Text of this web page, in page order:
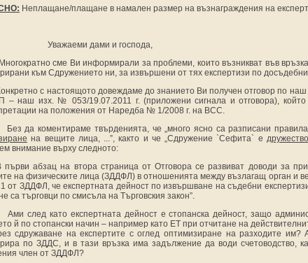
Неплащане/плащане в намален размер на възнаграждения на
Уважаеми дами и господа,
ногократно сме Ви информирали за проблеми, които възникват във
към Сдружението ни, за извършени от тях експертизи по
с настоящото довеждаме до знанието Ви получен отговор по
– наш изх. № 053/19.07.2011 г. (приложени сигнала и отговора),
на положения от Наредба № 1/2008 г. на ВСС.
Без да коментираме твърденията, че „много ясно са разписани
на вещите лица, ...”, както и че „Сдружение `Сефита` едружество
внимание върху следното:
първи абзац на втора страница от Отговора се развиват доводи за
на физическите лица (ЗДДФЛ) в отношенията между възлагащ орган и
от ЗДДФЛ, че експертната дейност по извършване на съдебни
са търговци по смисъла на Търговския закон”.
Ами след като експертната дейност е стопанска дейност, защо
й по стопански начин – например като ЕТ при отчитане на
сдружаване на експертите с оглед оптимизиране на разходите
по ЗДДС, и в тази връзка има задължение да води счетоводство,
член от ЗДДФЛ?